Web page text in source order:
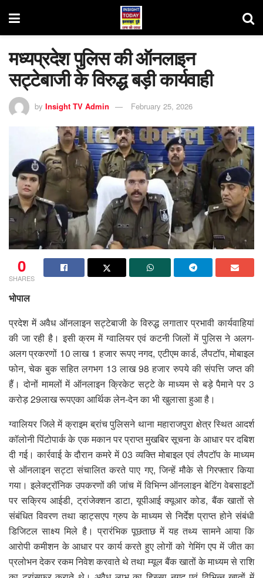
मध्‍यप्रदेश पुलिस की ऑनलाइन
सट्टेबाजी के विरुद्ध बड़ी कार्यवाही
by Insight TV Admin February 25, 2026
0
SHARES
भोपाल
प्रदेश में अवैध ऑनलाइन सट्टेबाजी के विरुद्ध लगातार प्रभावी कार्यवाहियां
की जा रही है। इसी क्रम में ग्वालियर एवं कटनी जिलों में पुलिस ने अलग-
अलग प्रकरणों 10 लाख 1 हजार रूपए नगद, एटीएम कार्ड, लैपटॉप, मोबाइल
फोन, चेक बुक सहित लगभग 13 लाख 98 हजार रुपये की संपत्ति जप्त की
हैं। दोनों मामलों में ऑनलाइन क्रिकेट सट्टे के माध्यम से बड़े पैमाने पर 3
करोड़ 29लाख रूपएका आर्थिक लेन-देन का भी खुलासा हुआ है।
ग्वालियर जिले में क्राइम ब्रांच पुलिसने थाना महाराजपुरा क्षेत्र स्थित आदर्श
कॉलोनी पिंटोपार्क के एक मकान पर प्राप्त मुखबिर सूचना के आधार पर दबिश
दी गई। कार्रवाई के दौरान कमरे में 03 व्यक्ति मोबाइल एवं लैपटॉप के माध्यम
से ऑनलाइन सट्टा संचालित करते पाए गए, जिन्हें मौके से गिरफ्तार किया
गया। इलेक्ट्रॉनिक उपकरणों की जांच में विभिन्न ऑनलाइन बेटिंग वेबसाइटों
पर सक्रिय आईडी, ट्रांजेक्शन डाटा, यूपीआई क्यूआर कोड, बैंक खातों से
संबंधित विवरण तथा व्हाट्सएप ग्रुप के माध्यम से निर्देश प्राप्त होने संबंधी
डिजिटल साक्ष्य मिले है। प्रारंभिक पूछताछ में यह तथ्य सामने आया कि
आरोपी कमीशन के आधार पर कार्य करते हुए लोगों को गेमिंग एप में जीत का
प्रलोभन देकर रकम निवेश करवाते थे तथा म्यूल बैंक खातों के माध्यम से राशि